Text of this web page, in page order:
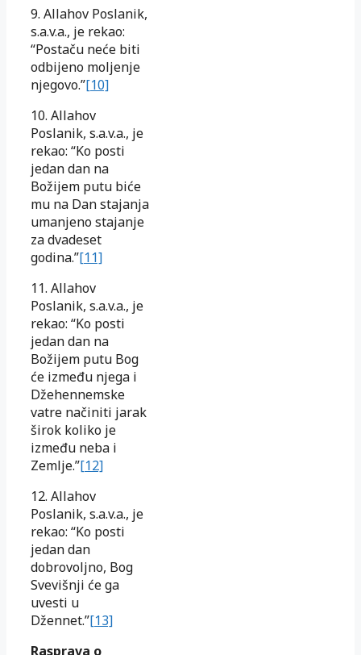
9. Allahov Poslanik,
s.a.v.a., je rekao:
“Postaču neće biti
odbijeno moljenje
njegovo.”[10]
10. Allahov
Poslanik, s.a.v.a., je
rekao: “Ko posti
jedan dan na
Božijem putu biće
mu na Dan stajanja
umanjeno stajanje
za dvadeset
godina.”[11]
11. Allahov
Poslanik, s.a.v.a., je
rekao: “Ko posti
jedan dan na
Božijem putu Bog
će između njega i
Džehennemske
vatre načiniti jarak
širok koliko je
između neba i
Zemlje.”[12]
12. Allahov
Poslanik, s.a.v.a., je
rekao: “Ko posti
jedan dan
dobrovoljno, Bog
Svevišnji će ga
uvesti u
Džennet.”[13]
Rasprava o